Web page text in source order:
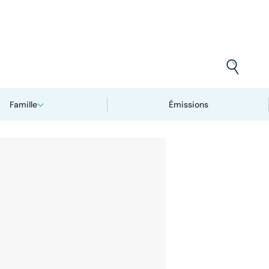
Famille Émissions